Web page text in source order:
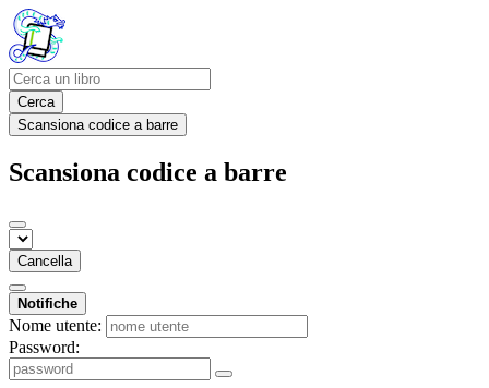
Cerca
Scansiona codice a barre
Scansiona codice a barre
Cancella
Notifiche
Nome utente:
Password: